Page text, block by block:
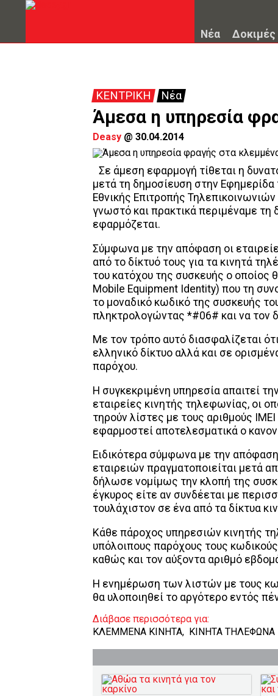
Νέα Δοκιμές
ΚΕΝΤΡΙΚΗ Νέα
Άμεσα η υπηρεσία
Deasy @ 30.04.2014
Σε άμεση εφαρμογή τίθεται η
μετά τη δημοσίευση στην
Εθνικής Επιτροπής
γνωστό και πρακτικά περιμέναμε τη
εφαρμόζεται.
Σύμφωνα με την απόφαση οι
από το δίκτυό τους για τα κινητά
του κατόχου της συσκευής ο οποίος
Mobile Equipment Identity) που τη
το μοναδικό κωδικό της συσκευής
πληκτρολογώντας *#06# και να τον
Με τον τρόπο αυτό διασφαλίζεται
ελληνικό δίκτυο αλλά και σε
παρόχου.
Η συγκεκριμένη υπηρεσία απαιτεί
εταιρείες κινητής τηλεφωνίας, οι
τηρούν λίστες με τους αριθμούς
εφαρμοστεί αποτελεσματικά ο
Ειδικότερα σύμφωνα με την
εταιρειών πραγματοποιείται μετά
δήλωσε νομίμως την κλοπή της
έγκυρος είτε αν συνδέεται με
τουλάχιστον σε ένα από τα δίκτυα
Κάθε πάροχος υπηρεσιών κινητής
υπόλοιπους παρόχους τους
καθώς και τον αύξοντα αριθμό
Η ενημέρωση των λιστών με τους
θα υλοποιηθεί το αργότερο εντός
Διάβασε περισσότερα για:
ΚΛΕΜΜΕΝΑ ΚΙΝΗΤΑ, ΚΙΝΗΤΑ ΤΗΛΕΦΩΝΑ